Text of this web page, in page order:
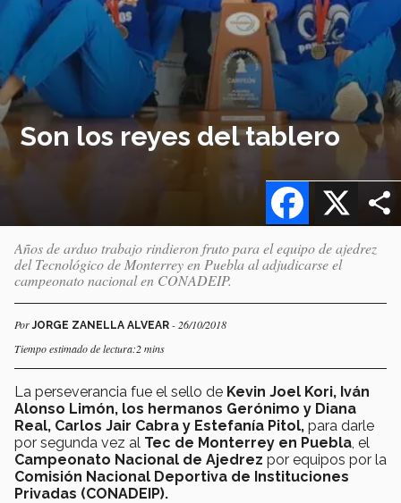
Son los reyes del tablero
X
Facebook
Años de arduo trabajo rindieron fruto para el equipo de ajedrez
del Tecnológico de Monterrey en Puebla al adjudicarse el
campeonato nacional en CONADEIP.
PorJORGE ZANELLA ALVEAR - 26/10/2018
Tiempo estimado de lectura:2 mins
La perseverancia fue el sello de Kevin Joel Kori, Iván
Alonso Limón, los hermanos Gerónimo y Diana
Real, Carlos Jair Cabra y Estefanía Pitol, para darle
por segunda vez al Tec de Monterrey en Puebla , el
Campeonato Nacional de Ajedrez por equipos por la
Comisión Nacional Deportiva de Instituciones
Privadas (CONADEIP).